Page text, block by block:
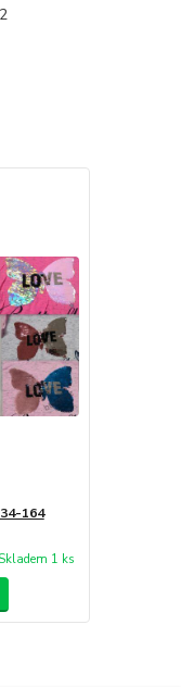
164
Skladem 1 ks